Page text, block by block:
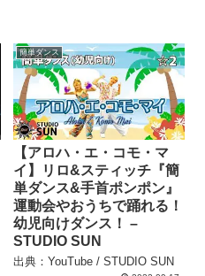
簡単ダンス
【アロハ・エ・コモ・マ
イ】リロ&スティッチ『簡
単ダンス&手首ポンポン』
運動会やおうちで踊れる！
幼児向けダンス！ –
STUDIO SUN
出典：YouTube / STUDIO SUN